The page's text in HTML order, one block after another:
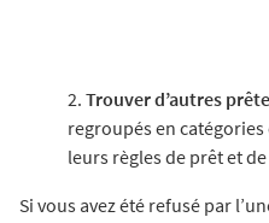
2. Trouver d’autres
regroupés en
leurs règles de prêt et
Si vous avez été refusé par